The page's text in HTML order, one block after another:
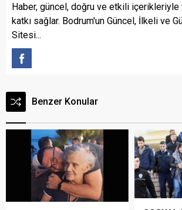
Haber, güncel, doğru ve etkili
katkı sağlar. Bodrum'un Güncel, İlkeli ve
Sitesi...
Benzer Konular